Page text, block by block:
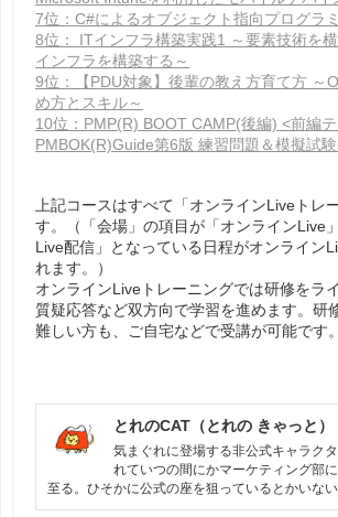
7位：C#によるオブジェクト指向プログラ
8位： ITインフラ構築実践1 ～要素技術を
インフラを構築する～
9位：【PDU対象】後輩の教え方育て方 ～
め方とスキル～
10位：PMP(R) BOOT CAMP(後編) <前編
PMBOK(R)Guide第6版 練習問題＆模擬試験
上記コースはすべて「オンラインLiveトレ
す。（「会場」の項目が「オンラインLive
Live配信」となっている日程がオンライン
れます。）
オンラインLiveトレーニングでは研修をラ
質疑応答など双方向で学習を進めます。研
難しい方も、ご自宅などで受講が可能です。
とれのCAT（とれの きゃっと）
気まぐれに登場する非公式キャラク
れていつの間にかマーケティング部
至る。ひそかに公式の座を狙っているとかいない